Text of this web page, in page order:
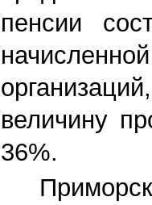
пенсии
величину
36%.